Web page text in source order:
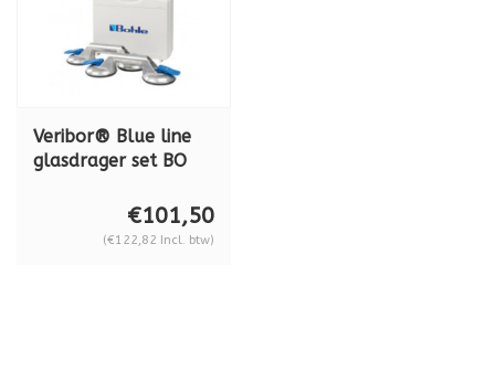
Veribor® Blue line
glasdrager set BO
(inclusief koffer)€101,50
(€122,82 Incl. btw)